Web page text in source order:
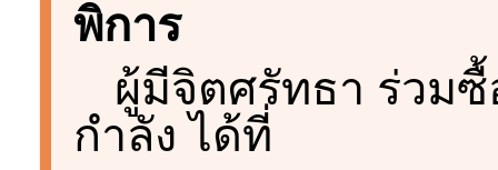
พิการ
ผู้มีจิตศรัทธา ร่วม
กำลัง ได้ที่